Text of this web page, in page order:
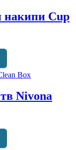
накипи Cup
Nivona